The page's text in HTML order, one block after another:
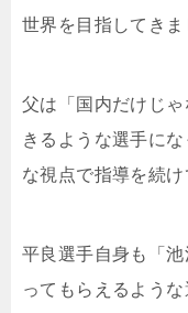
世界を目指してきま
父は「国内だけじ
きるような選手に
な視点で指導を続け
平良選手自身も「
ってもらえるよう